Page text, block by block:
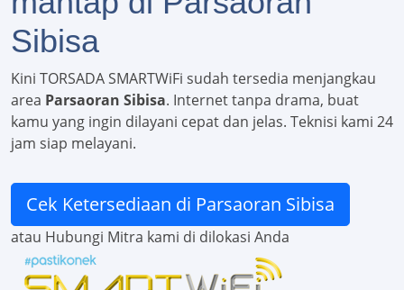
Sibisa
Kini TORSADA SMARTWiFi sudah tersedia menjangkau
area Parsaoran Sibisa. Internet tanpa drama, buat
kamu yang ingin dilayani cepat dan jelas. Teknisi kami 24
jam siap melayani.
Cek Ketersediaan di Parsaoran Sibisa
atau Hubungi Mitra kami di dilokasi Anda